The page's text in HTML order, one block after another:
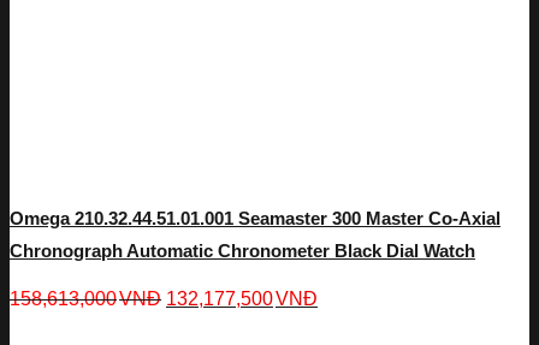
Omega 210.32.44.51.01.001 Seamaster 300 Master Co-Axial
Chronograph Automatic Chronometer Black Dial Watch
158,613,000VNĐ 132,177,500VNĐ